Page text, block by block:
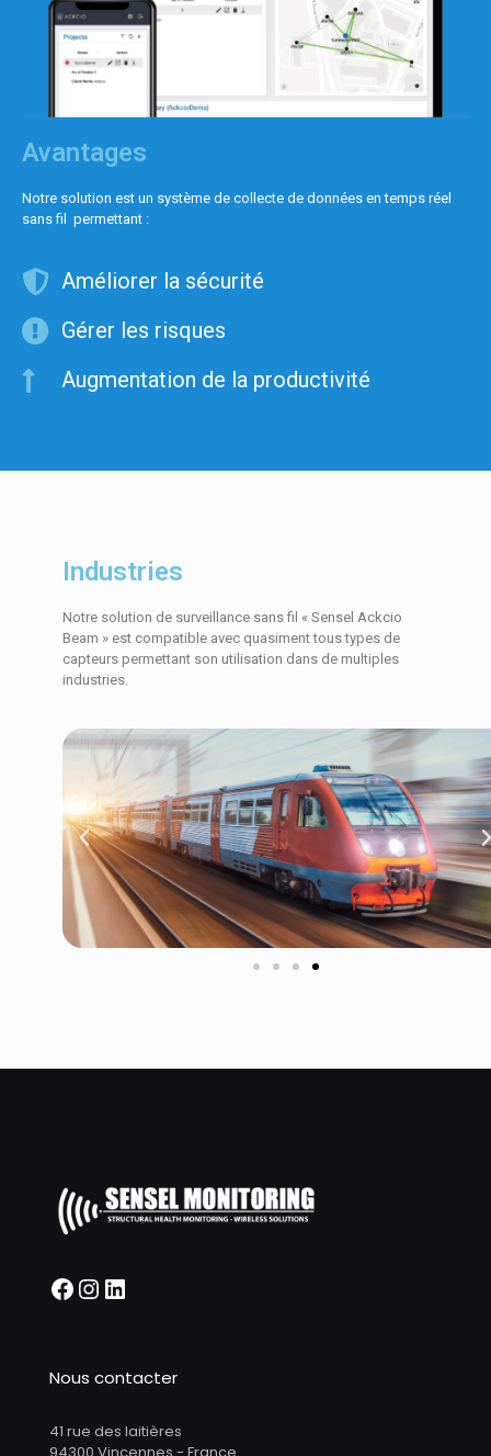
Avantages
Notre solution est un système de collecte de données en temps réel
sans fil permettant :
Améliorer la sécurité
Gérer les risques
Augmentation de la productivité
Industries
Notre solution de surveillance sans fil « Sensel Ackcio
Beam » est compatible avec quasiment tous types de
capteurs permettant son utilisation dans de multiples
industries.
Nous contacter
41 rue des laitières
94300 Vincennes - France